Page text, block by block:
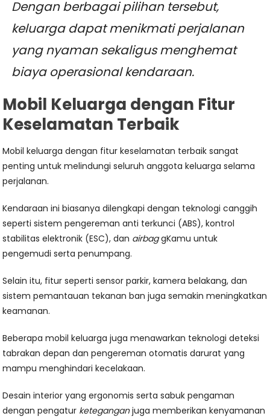
Dengan berbagai pilihan tersebut,
keluarga dapat menikmati perjalanan
yang nyaman sekaligus menghemat
biaya operasional kendaraan.
Mobil Keluarga dengan Fitur
Keselamatan Terbaik
Mobil keluarga dengan fitur keselamatan terbaik sangat
penting untuk melindungi seluruh anggota keluarga selama
perjalanan.
Kendaraan ini biasanya dilengkapi dengan teknologi canggih
seperti sistem pengereman anti terkunci (ABS), kontrol
stabilitas elektronik (ESC), dan airbaggKamu untuk
pengemudi serta penumpang.
Selain itu, fitur seperti sensor parkir, kamera belakang, dan
sistem pemantauan tekanan ban juga semakin meningkatkan
keamanan.
Beberapa mobil keluarga juga menawarkan teknologi deteksi
tabrakan depan dan pengereman otomatis darurat yang
mampu menghindari kecelakaan.
Desain interior yang ergonomis serta sabuk pengaman
dengan pengatur keteganganjuga memberikan kenyamanan